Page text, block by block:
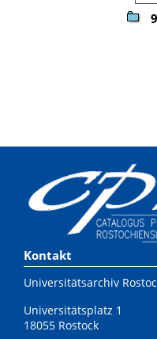
Kontakt
Universitätsarchiv
Universitätsplatz 1
18055 Rostock